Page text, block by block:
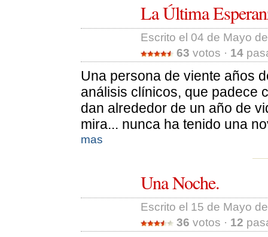
La Última
Escrito el 04 de Mayo
63 votos · 14
Una persona de viente años
análisis clínicos, que padece
dan alrededor de un año de
mira... nunca ha tenido una
mas
Una Noche.
Escrito el 15 de Mayo
36 votos · 12